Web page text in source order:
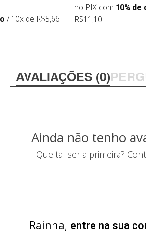
/ 10x de R$5,66
no PIX com 10% de
R$11,10
AVALIAÇÕES (0)
Ainda não tenho
Que tal ser a primeira?
Rainha, entre na sua